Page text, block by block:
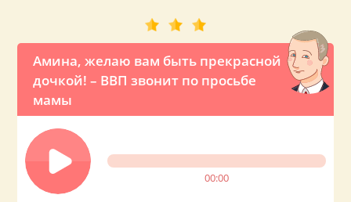
Амина, желаю вам быть прекрасной
дочкой! – ВВП звонит по просьбе
мамы
00:00